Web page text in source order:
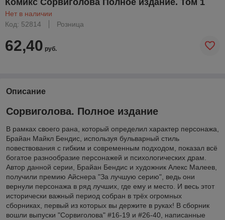
Нет в наличии
Код: 52814
Розница
62,40 руб.
Описание
Сорвиголова. Полное издание
В рамках своего рана, который определил характер персонажа,
Брайан Майкл Бендис, используя бульварный стиль
повествования с гибким и современным подходом, показал всё
богатое разнообразие персонажей и психологических драм.
Автор данной серии, Брайан Бендис и художник Алекс Малеев,
получили премию Айснера "За лучшую серию", ведь они
вернули персонажа в ряд лучших, где ему и место. И весь этот
исторически важный период собран в трёх огромных
сборниках, первый из которых вы держите в руках! В сборник
вошли выпуски "Сорвиголова" #16-19 и #26-40, написанные